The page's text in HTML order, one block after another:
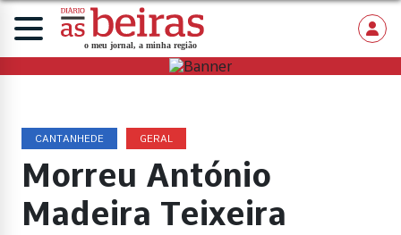
CANTANHEDE GERAL
Morreu António
Madeira Teixeira